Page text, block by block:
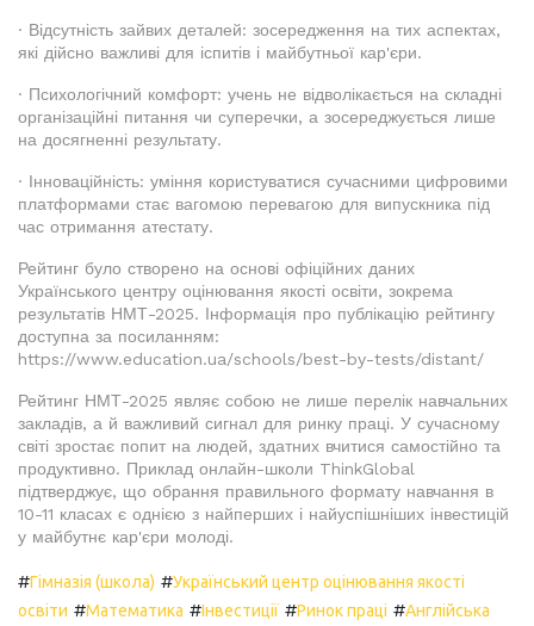
· Відсутність зайвих деталей: зосередження на тих аспектах,
які дійсно важливі для іспитів і майбутньої кар'єри.
· Психологічний комфорт: учень не відволікається на складні
організаційні питання чи суперечки, а зосереджується лише
на досягненні результату.
· Інноваційність: уміння користуватися сучасними цифровими
платформами стає вагомою перевагою для випускника під
час отримання атестату.
Рейтинг було створено на основі офіційних даних
Українського центру оцінювання якості освіти, зокрема
результатів НМТ-2025. Інформація про публікацію рейтингу
доступна за посиланням:
https://www.education.ua/schools/best-by-tests/distant/
Рейтинг НМТ-2025 являє собою не лише перелік навчальних
закладів, а й важливий сигнал для ринку праці. У сучасному
світі зростає попит на людей, здатних вчитися самостійно та
продуктивно. Приклад онлайн-школи ThinkGlobal
підтверджує, що обрання правильного формату навчання в
10-11 класах є однією з найперших і найуспішніших інвестицій
у майбутнє кар'єри молоді.
#Гімназія (школа) #Український центр оцінювання якості
освіти #Математика #Інвестиції #Ринок праці #Англійська